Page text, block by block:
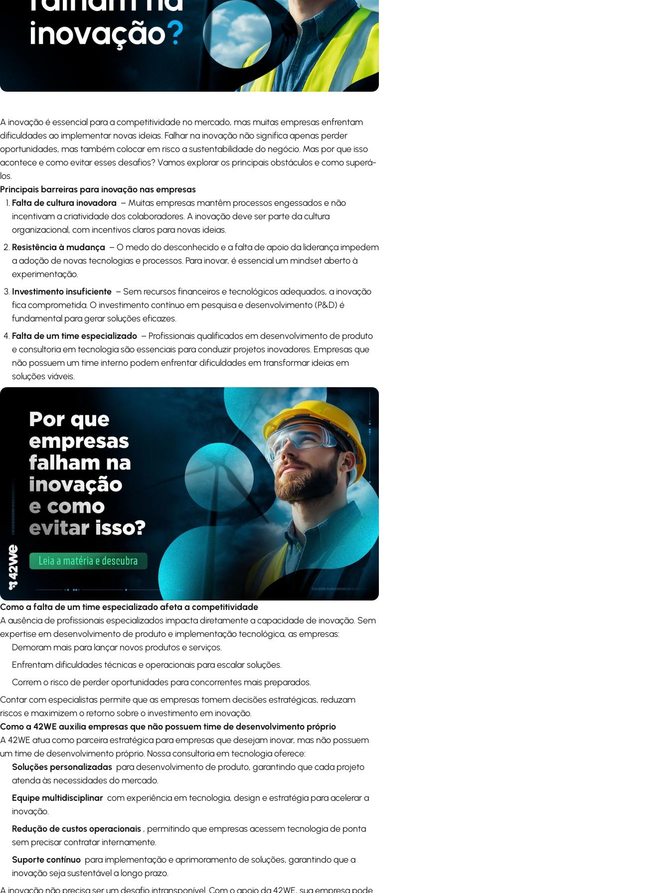
A inovação é essencial para a competitividade no mercado, mas muitas empresas enfrentam
dificuldades ao implementar novas ideias. Falhar na inovação não significa apenas perder
oportunidades, mas também colocar em risco a sustentabilidade do negócio. Mas por que isso
acontece e como evitar esses desafios? Vamos explorar os principais obstáculos e como superá-
los.
Principais barreiras para inovação nas empresas
Falta de cultura inovadora – Muitas empresas mantêm processos engessados e não
incentivam a criatividade dos colaboradores. A inovação deve ser parte da cultura
organizacional, com incentivos claros para novas ideias.
Resistência à mudança – O medo do desconhecido e a falta de apoio da liderança impedem
a adoção de novas tecnologias e processos. Para inovar, é essencial um mindset aberto à
experimentação.
Investimento insuficiente – Sem recursos financeiros e tecnológicos adequados, a inovação
fica comprometida. O investimento contínuo em pesquisa e desenvolvimento (P&D) é
fundamental para gerar soluções eficazes.
Falta de um time especializado – Profissionais qualificados em desenvolvimento de produto
e consultoria em tecnologia são essenciais para conduzir projetos inovadores. Empresas que
não possuem um time interno podem enfrentar dificuldades em transformar ideias em
soluções viáveis.
Como a falta de um time especializado afeta a competitividade
A ausência de profissionais especializados impacta diretamente a capacidade de inovação. Sem
expertise em desenvolvimento de produto e implementação tecnológica, as empresas:
Demoram mais para lançar novos produtos e serviços.
Enfrentam dificuldades técnicas e operacionais para escalar soluções.
Correm o risco de perder oportunidades para concorrentes mais preparados.
Contar com especialistas permite que as empresas tomem decisões estratégicas, reduzam
riscos e maximizem o retorno sobre o investimento em inovação.
Como a 42WE auxilia empresas que não possuem time de desenvolvimento próprio
A 42WE atua como parceira estratégica para empresas que desejam inovar, mas não possuem
um time de desenvolvimento próprio. Nossa consultoria em tecnologia oferece:
Soluções personalizadas para desenvolvimento de produto, garantindo que cada projeto
atenda às necessidades do mercado.
Equipe multidisciplinar com experiência em tecnologia, design e estratégia para acelerar a
inovação.
Redução de custos operacionais , permitindo que empresas acessem tecnologia de ponta
sem precisar contratar internamente.
Suporte contínuo para implementação e aprimoramento de soluções, garantindo que a
inovação seja sustentável a longo prazo.
A inovação não precisa ser um desafio intransponível. Com o apoio da 42WE, sua empresa pode